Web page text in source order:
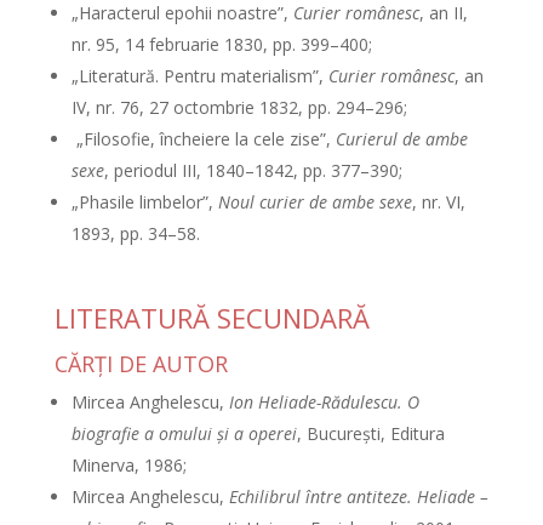
„Haracterul epohii noastre”, Curier românesc, an II,
nr. 95, 14 februarie 1830, pp. 399–400;
„Literatură. Pentru materialism”, Curier românesc, an
IV, nr. 76, 27 octombrie 1832, pp. 294–296;
„Filosofie, încheiere la cele zise”, Curierul de ambe
sexe, periodul III, 1840–1842, pp. 377–390;
„Phasile limbelor”, Noul curier de ambe sexe, nr. VI,
1893, pp. 34–58.
LITERATURĂ SECUNDARĂ
CĂRŢI DE AUTOR
Mircea Anghelescu, Ion Heliade-Rădulescu. O
biografie a omului şi a operei, Bucureşti, Editura
Minerva, 1986;
Mircea Anghelescu, Echilibrul între antiteze. Heliade –